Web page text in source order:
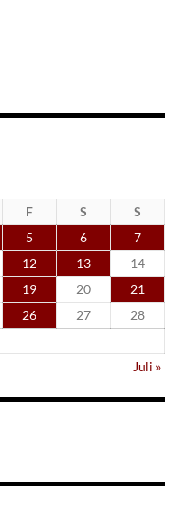
F S
S
5 6
7
12 13
14
19 20
21
26 27
28
Juli »